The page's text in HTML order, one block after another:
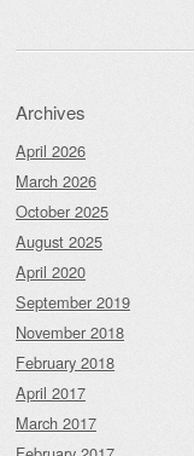
Archives
April 2026
March 2026
October 2025
August 2025
April 2020
September 2019
November 2018
February 2018
April 2017
March 2017